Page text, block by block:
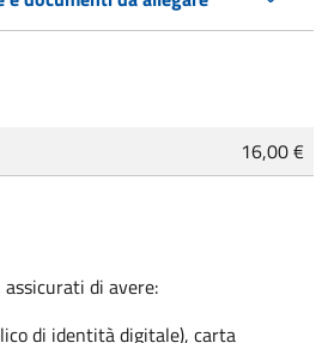
16,00 €
assicurati di avere:
di identità digitale), carta